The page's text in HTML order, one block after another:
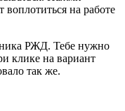
на работе
РЖД. Тебе нужно
клике на вариант
так же.